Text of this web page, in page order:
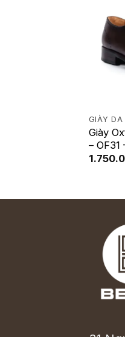
GIÀY DA
Giày
– OF31
399.000